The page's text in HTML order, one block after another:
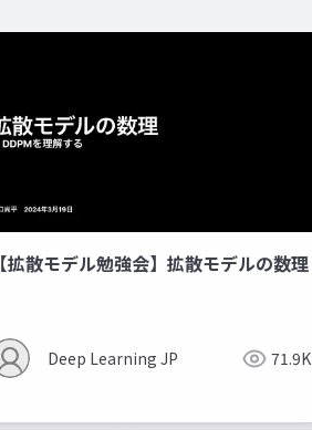
【拡散モデル勉強会】拡散モデルの数理
Deep Learning JP 71.9K